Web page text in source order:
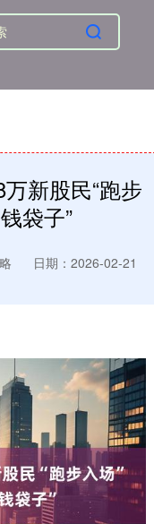
新股民“跑步
袋子”
日期：2026-02-21